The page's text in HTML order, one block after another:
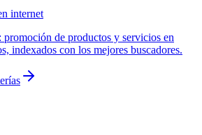
internet
: promoción de productos y servicios en
indexados con los mejores buscadores.